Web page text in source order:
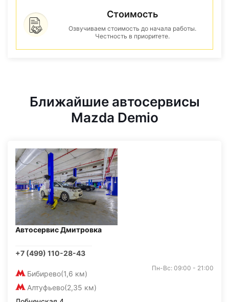
Стоимость
Озвучиваем стоимость до начала работы.
Честность в приоритете.
Ближайшие автосервисы
Mazda Demio
Автосервис Дмитровка
+7 (499) 110-28-43
Бибирево(1,6 км)
Алтуфьево(2,35 км)
Пн-Вс: 09:00 - 21:00